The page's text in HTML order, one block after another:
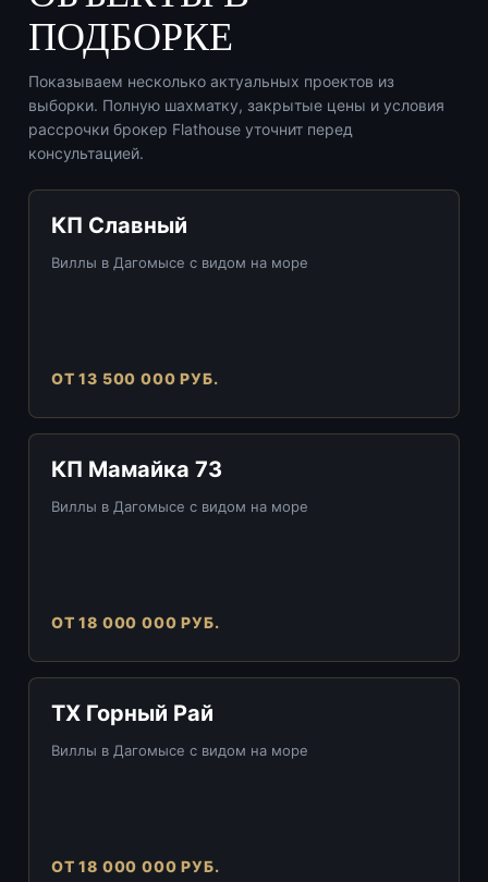
ПОДБОРКЕ
Показываем несколько актуальных проектов из
выборки. Полную шахматку, закрытые цены и условия
рассрочки брокер Flathouse уточнит перед
консультацией.
КП Славный
Виллы в Дагомысе с видом на море
ОТ 13 500 000 РУБ.
КП Мамайка 73
Виллы в Дагомысе с видом на море
ОТ 18 000 000 РУБ.
ТХ Горный Рай
Виллы в Дагомысе с видом на море
ОТ 18 000 000 РУБ.